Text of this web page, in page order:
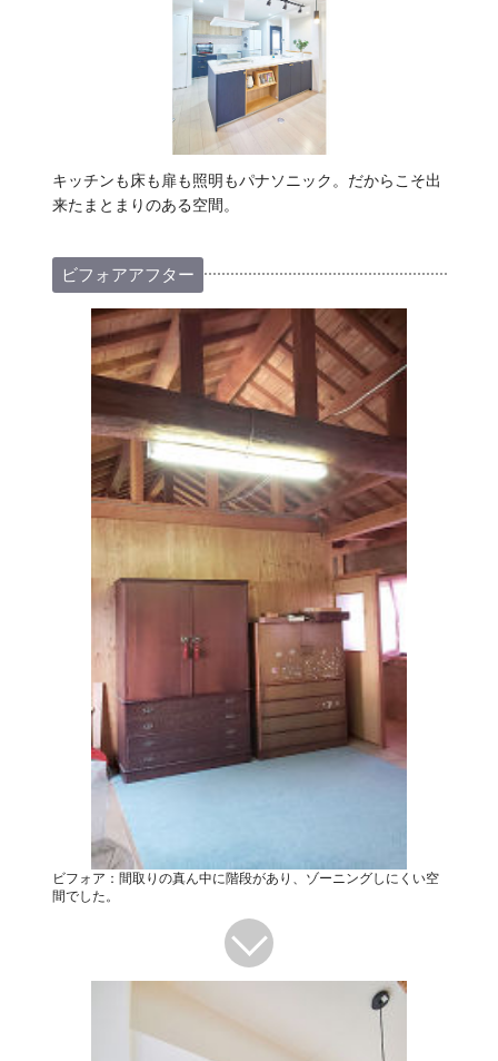
キッチンも床も扉も照明もパナソニック。だからこそ出
来たまとまりのある空間。
ビフォアアフター
ビフォア：間取りの真ん中に階段があり、ゾーニングしにくい空
間でした。